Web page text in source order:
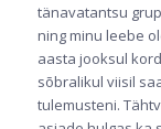
tänavatantsu
ning minu leebe
aasta jooksul
sõbralikul viisil
tulemusteni.